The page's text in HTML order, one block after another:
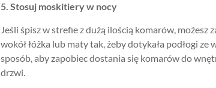
5. Stosuj moskitiery w nocy
Jeśli śpisz w strefie z dużą ilością komarów,
wokół łóżka lub maty tak, żeby dotykała podłogi
sposób, aby zapobiec dostania się komarów do
drzwi.